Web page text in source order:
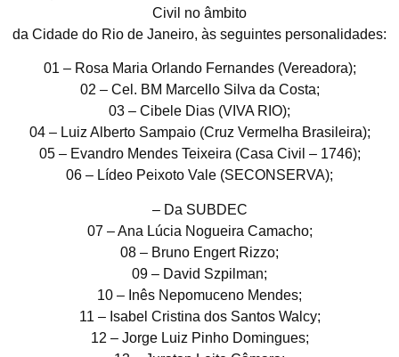
Civil no âmbito
da Cidade do Rio de Janeiro, às seguintes personalidades:
01 – Rosa Maria Orlando Fernandes (Vereadora);
02 – Cel. BM Marcello Silva da Costa;
03 – Cibele Dias (VIVA RIO);
04 – Luiz Alberto Sampaio (Cruz Vermelha Brasileira);
05 – Evandro Mendes Teixeira (Casa Civil – 1746);
06 – Lídeo Peixoto Vale (SECONSERVA);
– Da SUBDEC
07 – Ana Lúcia Nogueira Camacho;
08 – Bruno Engert Rizzo;
09 – David Szpilman;
10 – Inês Nepomuceno Mendes;
11 – Isabel Cristina dos Santos Walcy;
12 – Jorge Luiz Pinho Domingues;